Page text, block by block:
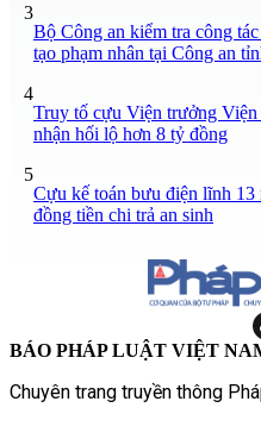
3
Bộ Công an kiểm tra công
tạo phạm nhân tại Công an
4
Truy tố cựu Viện trưởng
nhận hối lộ hơn 8 tỷ đồng
5
Cựu kế toán bưu điện lĩnh
đồng tiền chi trả an sinh
BÁO PHÁP LUẬT VIỆT
Chuyên trang truyền thông